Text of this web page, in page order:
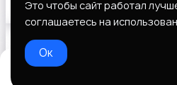
Это чтобы сайт работал
соглашаетесь на
Ок
Выберите способ